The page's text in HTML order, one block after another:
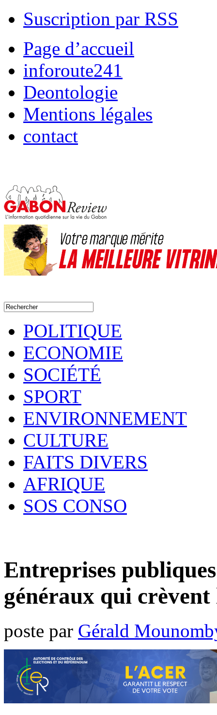
Suscription par RSS
Page d’accueil
inforoute241
Deontologie
Mentions légales
contact
POLITIQUE
ECONOMIE
SOCIÉTÉ
SPORT
ENVIRONNEMENT
CULTURE
FAITS DIVERS
AFRIQUE
SOS CONSO
Entreprises
généraux qui
poste par Gérald